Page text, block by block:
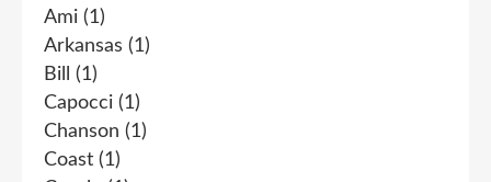
Ami (1)
Arkansas (1)
Bill
(1)
Capocci (1)
Chanson (1)
Coast (1)